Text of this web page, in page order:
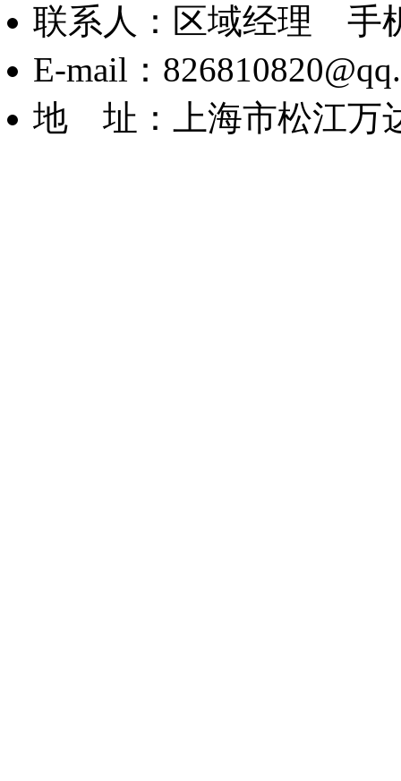
联系人：区域经理 手
E-mail：
地 址：上海市松江万